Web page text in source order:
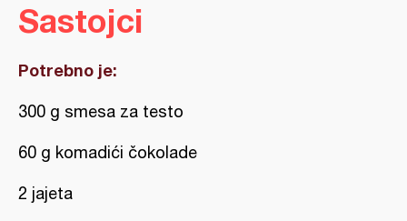
Sastojci
Potrebno je:
300 g smesa za testo
60 g komadići čokolade
2 jajeta